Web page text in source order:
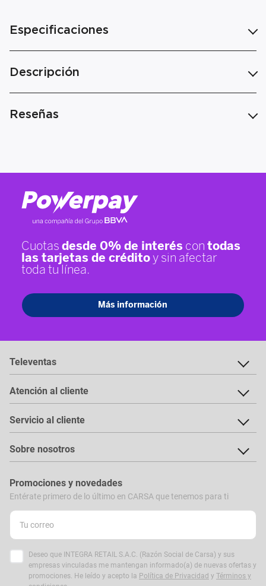
Especificaciones
Descripción
Reseñas
Televentas
Atención al cliente
Servicio al cliente
Sobre nosotros
Promociones y novedades
Entérate primero de lo último en CARSA que tenemos para ti
Deseo que INTEGRA RETAIL S.A.C. (Razón Social de Carsa) y sus
empresas vinculadas me mantengan informado(a) de nuevas ofertas y
promociones. He leído y acepto la Política de Privacidad y Términos y